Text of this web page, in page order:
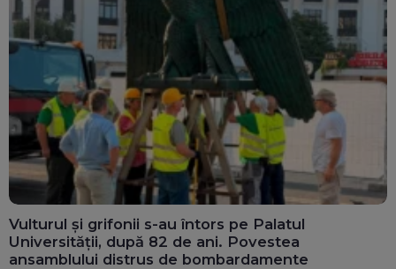
Vulturul și grifonii s-au întors pe Palatul
Universității, după 82 de ani. Povestea
ansamblului distrus de bombardamente